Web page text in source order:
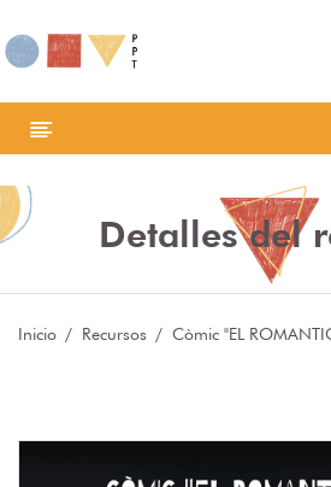
Detalles del
Inicio Recursos Còmic "EL